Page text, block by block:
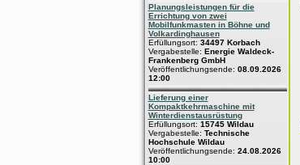
Planungsleistungen für die
Errichtung von zwei
Mobilfunkmasten in Böhne und
Volkardinghausen
Erfüllungsort: 34497 Korbach
Vergabestelle: Energie Waldeck-
Frankenberg GmbH
Veröffentlichungsende: 08.09.2026
12:00
Lieferung einer
Kompaktkehrmaschine mit
Winterdienstausrüstung
Erfüllungsort: 15745 Wildau
Vergabestelle: Technische
Hochschule Wildau
Veröffentlichungsende: 24.08.2026
10:00